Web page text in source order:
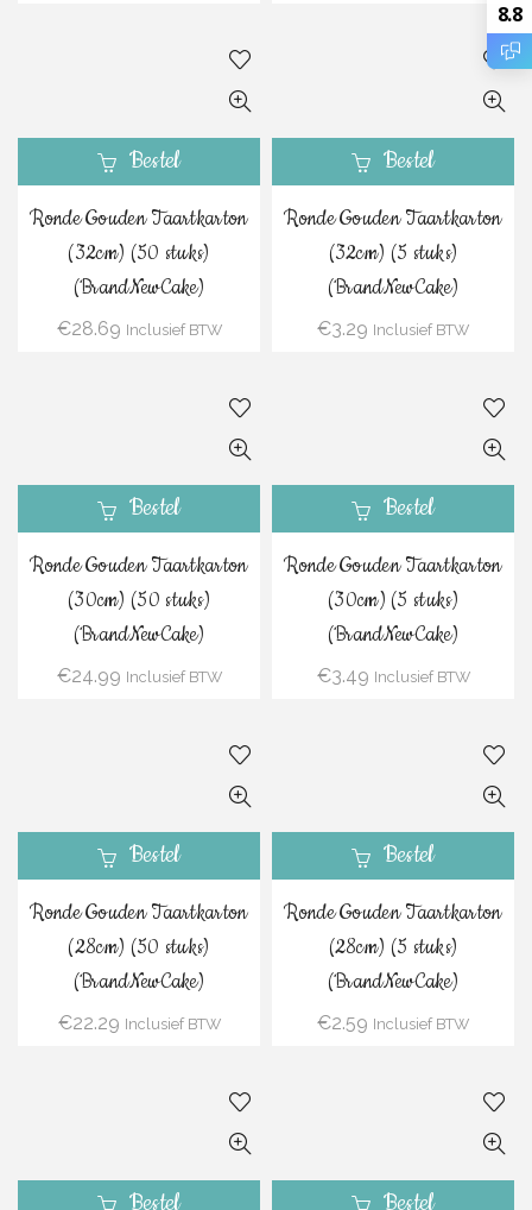
Bestel
Ronde Gouden Taartkarton
(32cm) (50 stuks)
(BrandNewCake)
€28.69 Inclusief BTW
Bestel
Ronde Gouden Taartkarton
(32cm) (5 stuks)
(BrandNewCake)
€3.29 Inclusief BTW
Bestel
Ronde Gouden Taartkarton
(30cm) (50 stuks)
(BrandNewCake)
€24.99 Inclusief BTW
Bestel
Ronde Gouden Taartkarton
(30cm) (5 stuks)
(BrandNewCake)
€3.49 Inclusief BTW
Bestel
Ronde Gouden Taartkarton
(28cm) (50 stuks)
(BrandNewCake)
€22.29 Inclusief BTW
Bestel
Ronde Gouden Taartkarton
(28cm) (5 stuks)
(BrandNewCake)
€2.59 Inclusief BTW
Bestel Bestel
8.8